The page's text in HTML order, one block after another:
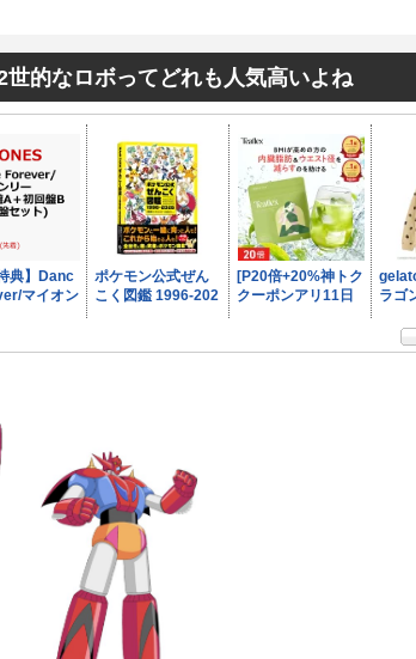
世的なロボってどれも人気高いよね